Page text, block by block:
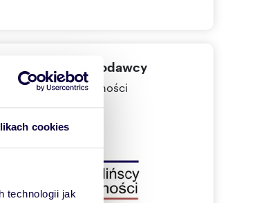
cookies
technologii jak
o ogłoszeniodawcy
Nieruchomości